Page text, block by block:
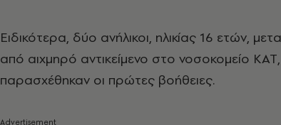
Ειδικότερα, δύο ανήλικοι, ηλικίας 16 ετών,
από αιχμηρό αντικείμενο στο νοσοκομείο
παρασχέθηκαν οι πρώτες βοήθειες.